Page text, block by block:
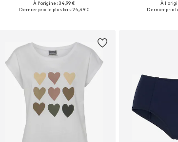
Tailles disponibles: S, M, L, XL, XXL
À l'origine : 34,99 €
Dernier prix le plus bas :24,49 €
Disponible
À
Dernier prix